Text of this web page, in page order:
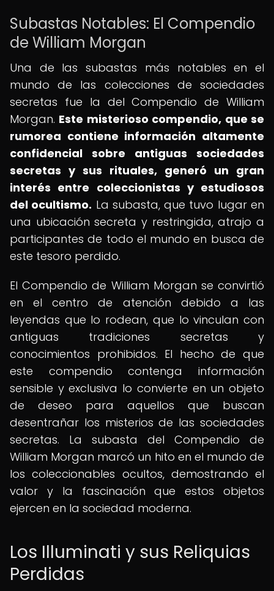
Subastas Notables: El Compendio
de William Morgan
Una de las subastas más notables en el
mundo de las colecciones de sociedades
secretas fue la del Compendio de William
Morgan. Este misterioso compendio, que se
rumorea contiene información altamente
confidencial sobre antiguas sociedades
secretas y sus rituales, generó un gran
interés entre coleccionistas y estudiosos
del ocultismo. La subasta, que tuvo lugar en
una ubicación secreta y restringida, atrajo a
participantes de todo el mundo en busca de
este tesoro perdido.
El Compendio de William Morgan se convirtió
en el centro de atención debido a las
leyendas que lo rodean, que lo vinculan con
antiguas tradiciones secretas y
conocimientos prohibidos. El hecho de que
este compendio contenga información
sensible y exclusiva lo convierte en un objeto
de deseo para aquellos que buscan
desentrañar los misterios de las sociedades
secretas. La subasta del Compendio de
William Morgan marcó un hito en el mundo de
los coleccionables ocultos, demostrando el
valor y la fascinación que estos objetos
ejercen en la sociedad moderna.
Los Illuminati y sus Reliquias
Perdidas